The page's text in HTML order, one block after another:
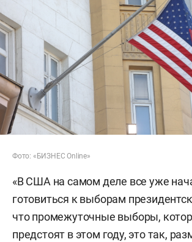
Фото: «БИЗНЕС Online»
«В США на самом деле все уже
готовиться к выборам
что промежуточные выборы,
предстоят в этом году, это так,